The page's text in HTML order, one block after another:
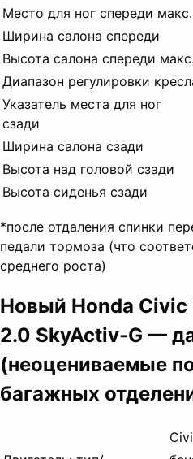
Место для ног спереди макс.
Ширина салона спереди
Высота салона спереди макс.
Диапазон регулировки
Указатель места для ног
сзади
Ширина салона сзади
Высота над головой сзади
Высота сиденья сзади
*после отдаления спинки
педали тормоза (что
среднего роста)
Новый Honda Civic
2.0 SkyActiv-G —
(неоцениваемые
багажных